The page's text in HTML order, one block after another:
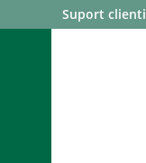
Suport clienti